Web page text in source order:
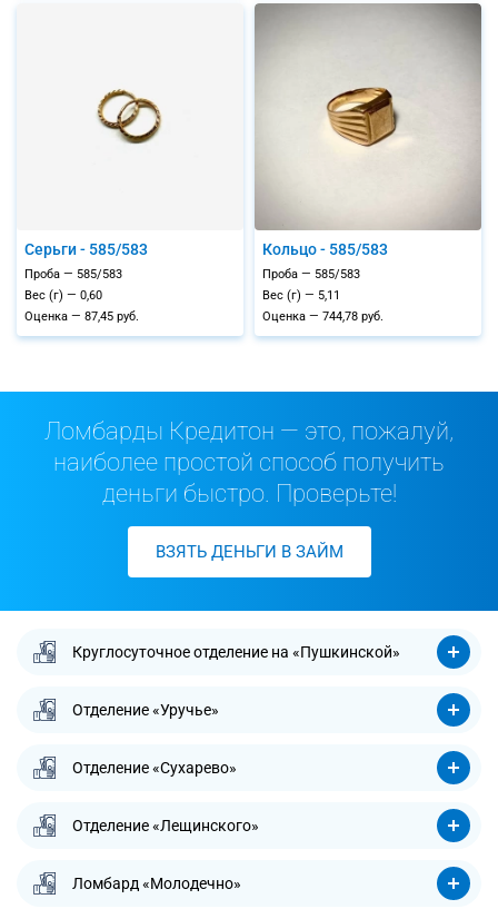
Серьги - 585/583
Проба — 585/583
Вес (г) — 0,60
Оценка — 87,45 руб.
Кольцо - 585/583
Проба — 585/583
Вес (г) — 5,11
Оценка — 744,78 руб.
Ломбарды Кредитон — это, пожалуй,
наиболее простой способ получить
деньги быстро. Проверьте!
ВЗЯТЬ ДЕНЬГИ В ЗАЙМ
Круглосуточное отделение на «Пушкинской»
Отделение «Уручье»
Отделение «Сухарево»
Отделение «Лещинского»
Ломбард «Молодечно»